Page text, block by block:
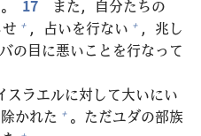
17 また， 自分たちの
+ ， 占いを行ない + ， 兆し
の目に悪いことを行なって
スラエルに対して大いにい
除かれた + 。ただユダの部族